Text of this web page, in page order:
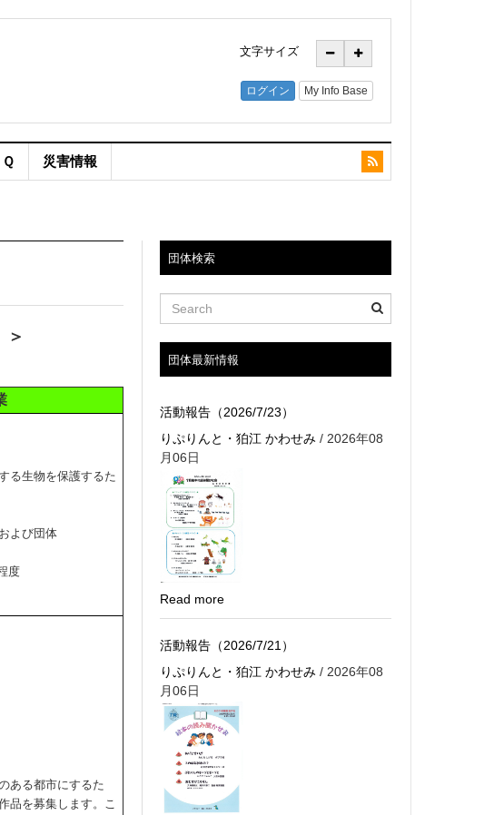
文字サイズ
災害情報
＞
る生物を保護するた
よび団体
度
ある都市にするた
品を募集します。こ
団体検索
団体最新情報
活動報告（2026/7/23）
りぷりんと・狛江 かわせみ / 2026年08
月06日
Read more
活動報告（2026/7/21）
りぷりんと・狛江 かわせみ / 2026年08
月06日